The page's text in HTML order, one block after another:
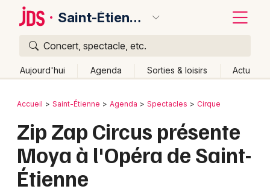
Saint-Étienne
Concert, spectacle, etc.
Aujourd'hui Agenda Sorties & loisirs Actu
Publier un événement
Grands événements
Bordeaux
Colmar
Lille
Retour
Accueil Saint-Étienne Agenda Spectacles Cirque
Zip Zap Circus présente
Moya à l'Opéra de Saint-
Étienne
Quoi ?
Où ?
Partout
Près de moi Changer de lieu
Quand ?
Effacer les dates
Aujourd'hui
Demain